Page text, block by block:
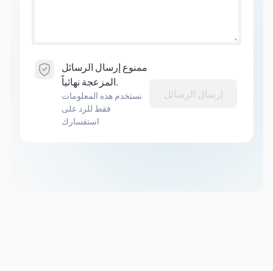
ممنوع إرسال الرسائل
المزعجة نهائياً.
نستخدم هذه المعلومات
فقط للرد على
استفسارك
إرسال الرسائل